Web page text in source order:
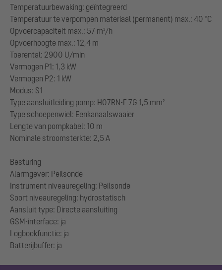
Temperatuurbewaking: geïntegreerd
Temperatuur te verpompen materiaal (permanent) max.: 40 °C
Opvoercapaciteit max.: 57 m³/h
Opvoerhoogte max.: 12,4 m
Toerental: 2900 U/min
Vermogen P1: 1,3 kW
Vermogen P2: 1 kW
Modus: S1
Type aansluitleiding pomp: H07RN-F 7G 1,5 mm²
Type schoepenwiel: Eenkanaalswaaier
Lengte van pompkabel: 10 m
Nominale stroomsterkte: 2,5 A
Besturing
Alarmgever: Peilsonde
Instrument niveauregeling: Peilsonde
Soort niveauregeling: hydrostatisch
Aansluit type: Directe aansluiting
GSM-interface: ja
Logboekfunctie: ja